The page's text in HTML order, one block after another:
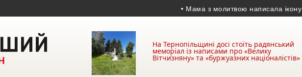
• Мама з молитвою написала ікону для
На Тернопільщині досі стоїть радянський
меморіал із написами про «Велику
Вітчизняну» та «буржуазних націоналістів»